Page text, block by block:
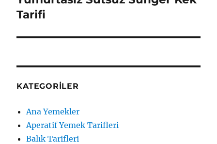
yazı:
Tarifi
KATEGORILER
Ana Yemekler
Aperatif Yemek Tarifleri
Balık Tarifleri